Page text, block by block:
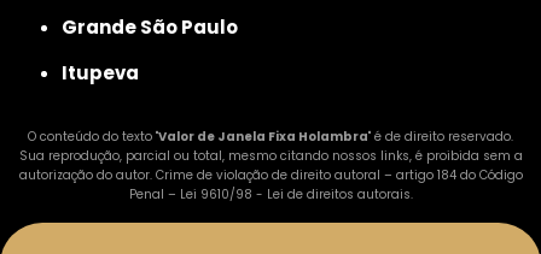
Grande São Paulo
Itupeva
O conteúdo do texto "Valor de Janela Fixa Holambra" é de direito reservado.
Sua reprodução, parcial ou total, mesmo citando nossos links, é proibida sem a
autorização do autor. Crime de violação de direito autoral – artigo 184 do Código
Penal – Lei 9610/98 - Lei de direitos autorais.